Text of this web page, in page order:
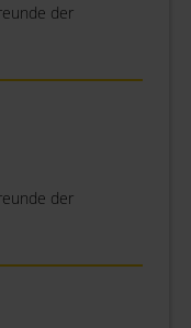
der
der